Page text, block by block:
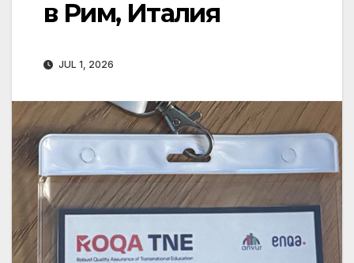
в Рим, Италия
JUL 1, 2026